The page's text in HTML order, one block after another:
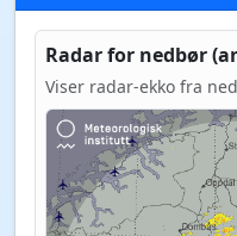
Radar for nedbør
Viser radar-ekko fra